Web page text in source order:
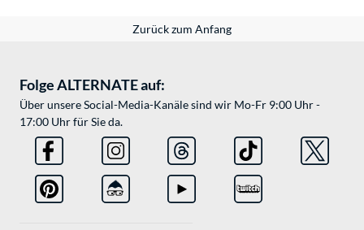
Zurück zum Anfang
Folge ALTERNATE auf:
Über unsere Social-Media-Kanäle sind wir Mo-Fr 9:00 Uhr -
17:00 Uhr für Sie da.